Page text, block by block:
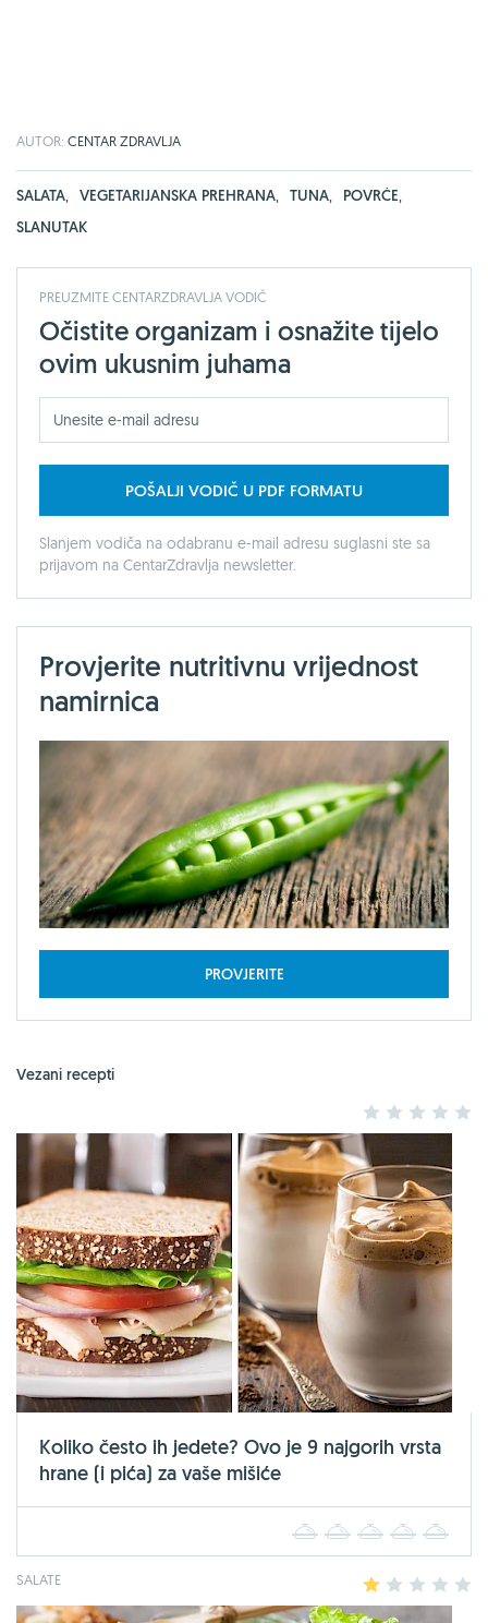
AUTOR: CENTAR ZDRAVLJA
SALATA, VEGETARIJANSKA PREHRANA, TUNA, POVRĆE,
SLANUTAK
PREUZMITE CENTARZDRAVLJA VODIČ
Očistite organizam i osnažite tijelo
ovim ukusnim juhama
POŠALJI VODIČ U PDF FORMATU
Slanjem vodiča na odabranu e-mail adresu suglasni ste sa
prijavom na CentarZdravlja newsletter.
Provjerite nutritivnu vrijednost
namirnica
PROVJERITE
Vezani recepti
2 3 4
Koliko često ih jedete? Ovo je 9 najgorih vrsta
hrane (i pića) za vaše mišiće
2 3 4
SALATE 2 3 4